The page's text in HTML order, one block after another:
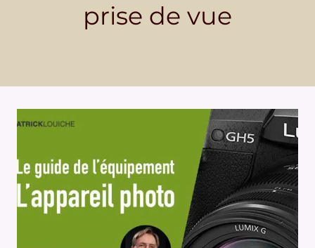
prise de vue